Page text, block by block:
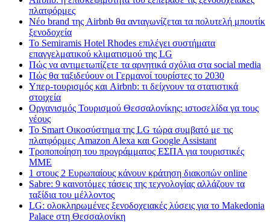
πλατφόρμες
Nέο brand της Airbnb θα ανταγωνίζεται τα πολυτελή μπουτίκ
ξενοδοχεία
Το Semiramis Hotel Rhodes επιλέγει συστήματα
επαγγελματικού κλιματισμού της LG
Πώς να αντιμετωπίζετε τα αρνητικά σχόλια στα social media
Πώς θα ταξιδεύουν οι Γερμανοί τουρίστες το 2030
Υπερ-τουρισμός και Airbnb: τι δείχνουν τα στατιστικά
στοιχεία
Οργανισμός Τουρισμού Θεσσαλονίκης: ιστοσελίδα γα τους
νέους
Το Smart Οικοσύστημα της LG τώρα συμβατό με τις
πλατφόρμες Amazon Alexa και Google Assistant
Τροποποίηση του προγράμματος ΕΣΠΑ για τουριστικές
ΜΜΕ
1 στους 2 Ευρωπαίους κάνουν κράτηση διακοπών online
Sabre: 9 καινοτόμες τάσεις της τεχνολογίας αλλάζουν τα
ταξίδια του μέλλοντος
LG: ολοκληρωμένες ξενοδοχειακές λύσεις για τo Makedonia
Palace στη Θεσσαλονίκη